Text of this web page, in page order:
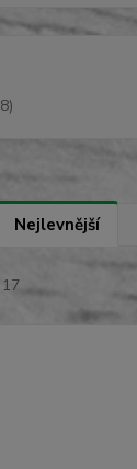
Nejlevnější